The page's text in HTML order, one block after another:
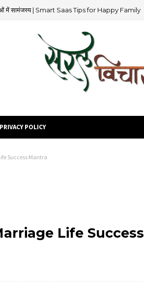
में सामंजस्य | Smart Saas Tips for Happy Family
PRIVACY POLICY
Success Mantra
Marriage Life Success